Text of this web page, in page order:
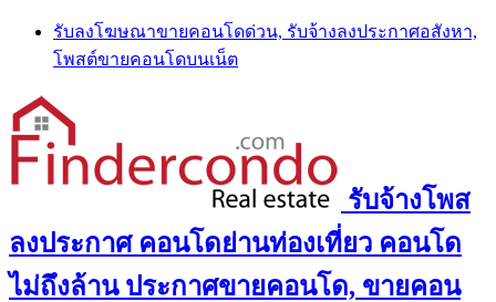
Skip
content
รับลงโฆษณาขายคอนโดด่วน, รับจ้างลงประกาศอสังหา,
โพสต์ขายคอนโดบนเน็ต
รับจ้างโพส
ลงประกาศ คอนโดย่านท่องเที่ยว คอนโด
ไม่ถึงล้าน ประกาศขายคอนโด, ขายคอน